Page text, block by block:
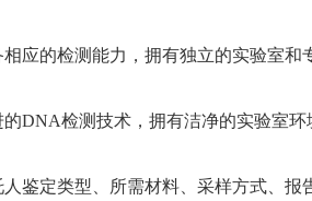
应的检测能力，拥有独立的实验室
DNA检测技术，拥有洁净的实验室
鉴定类型、所需材料、采样方式、